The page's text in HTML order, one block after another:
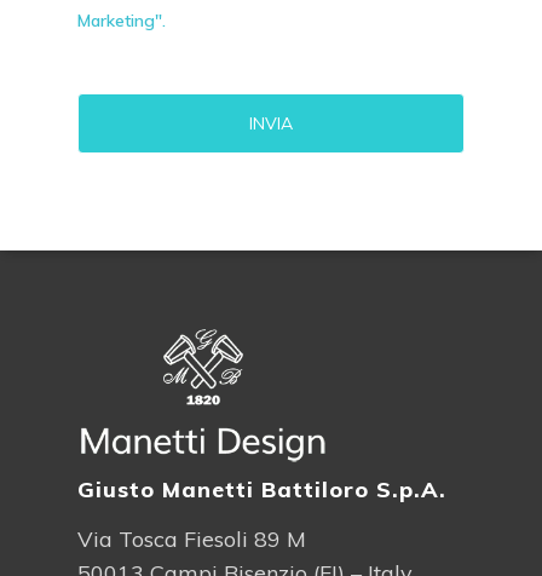
Marketing".
Giusto Manetti Battiloro S.p.A.
Via Tosca Fiesoli 89 M